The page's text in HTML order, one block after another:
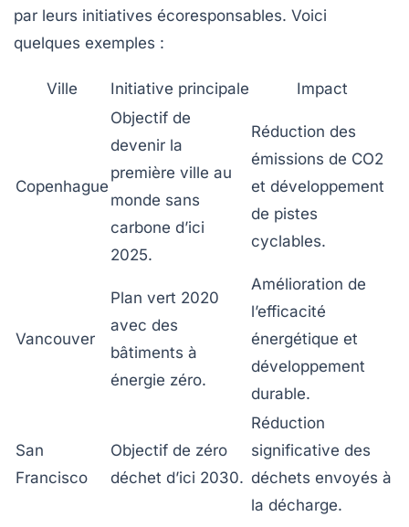
par leurs initiatives écoresponsables. Voici
quelques exemples :
Ville Initiative principale Impact
Copenhague
Objectif de
devenir la
première ville au
monde sans
carbone d’ici
2025.
Réduction des
émissions de CO2
et développement
de pistes
cyclables.
Vancouver
Plan vert 2020
avec des
bâtiments à
énergie zéro.
Amélioration de
l’efficacité
énergétique et
développement
durable.
San
Francisco
Objectif de zéro
déchet d’ici 2030.
Réduction
significative des
déchets envoyés à
la décharge.